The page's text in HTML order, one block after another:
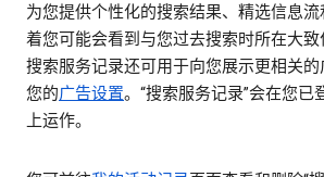
为您提供个性化的搜索结果、精选信息
着您可能会看到与您过去搜索时所在大致
搜索服务记录还可用于向您展示更相关
您的广告设置。“搜索服务记录”会在您已
上运作。